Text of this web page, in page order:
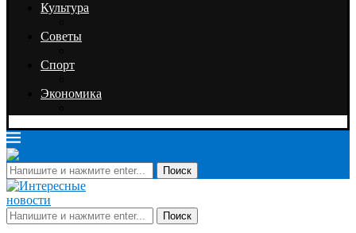
Культура
Советы
Спорт
Экономика
Поиск
Поиск